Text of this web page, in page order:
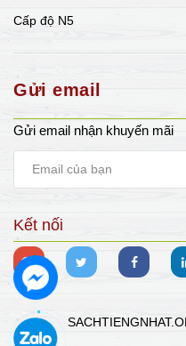
Cấp độ N5
Gửi email
Gửi email nhận khuyến mãi
Kết nối